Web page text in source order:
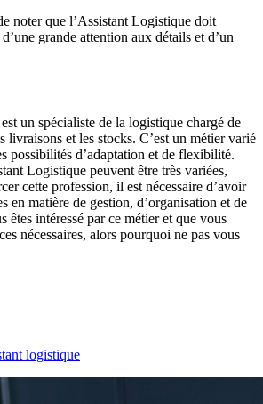
noter que l’Assistant Logistique doit
grande attention aux détails et d’un
un spécialiste de la logistique chargé de
livraisons et les stocks. C’est un métier varié
possibilités d’adaptation et de flexibilité.
Logistique peuvent être très variées,
cette profession, il est nécessaire d’avoir
en matière de gestion, d’organisation et de
êtes intéressé par ce métier et que vous
nécessaires, alors pourquoi ne pas vous
logistique